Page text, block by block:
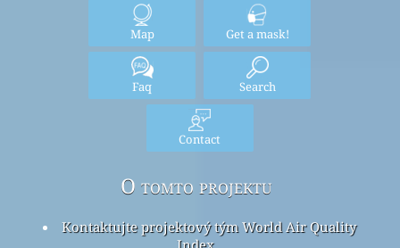
Map Get a mask!
Faq Search
Contact
O tomto projektu
Kontaktujte projektový tým World Air Quality
Index